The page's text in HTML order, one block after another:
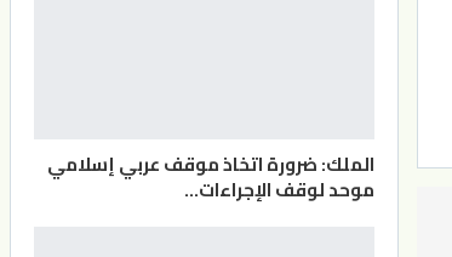
الملك: ضرورة اتخاذ موقف عربي إسلامي
موحد لوقف الإجراءات…